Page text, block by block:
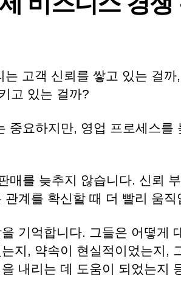
는 고객 신뢰를 쌓고 있는 걸까
고 있는 걸까?
중요하지만, 영업 프로세스를
매를 늦추지 않습니다. 신뢰
계를 확신할 때 더 빨리 움직
기억합니다. 그들은 어떻게
지, 약속이 현실적이었는지,
내리는 데 도움이 되었는지